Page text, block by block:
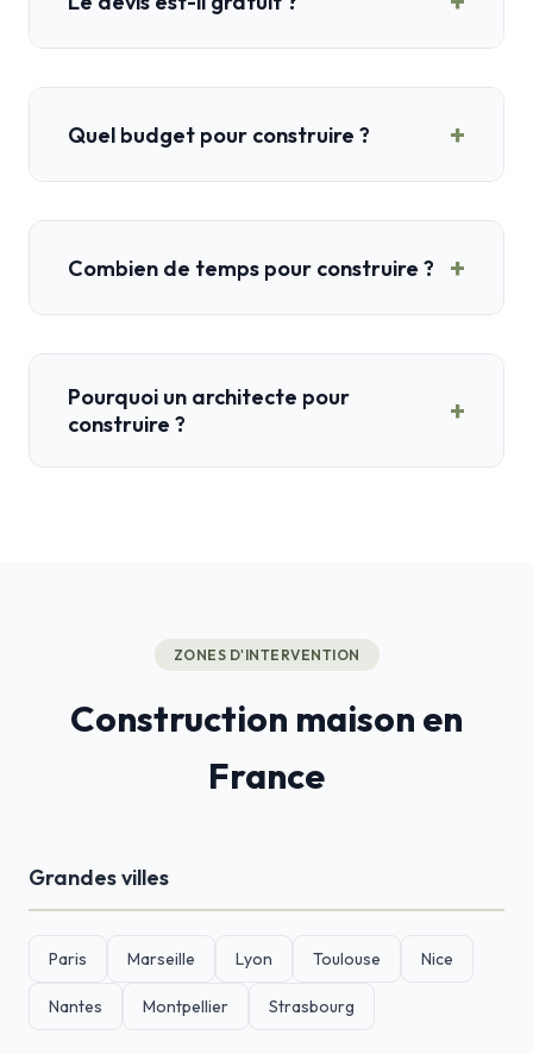
Quel budget pour construire ? +
Combien de temps pour construire ? +
Pourquoi un architecte pour
construire ?
+
ZONES D'INTERVENTION
Construction maison en
France
Grandes villes
Paris Marseille Lyon Toulouse Nice
Nantes Montpellier Strasbourg